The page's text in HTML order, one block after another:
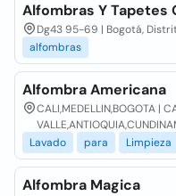
Alfombras Y Tapetes
Dg43 95-69 | Bogotá,
alfombras
Alfombra Americana
CALI,MEDELLIN,BOGOTA |
Lavado
para Limpieza
Alfombra Magica